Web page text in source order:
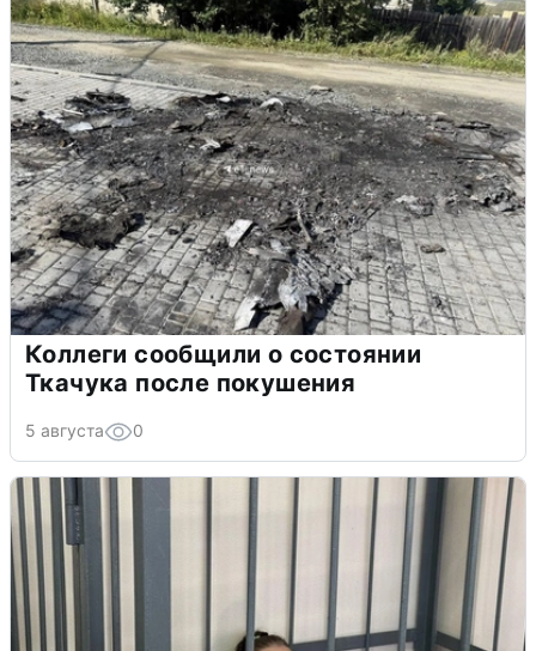
Коллеги сообщили о состоянии
Ткачука после покушения
5 августа 0